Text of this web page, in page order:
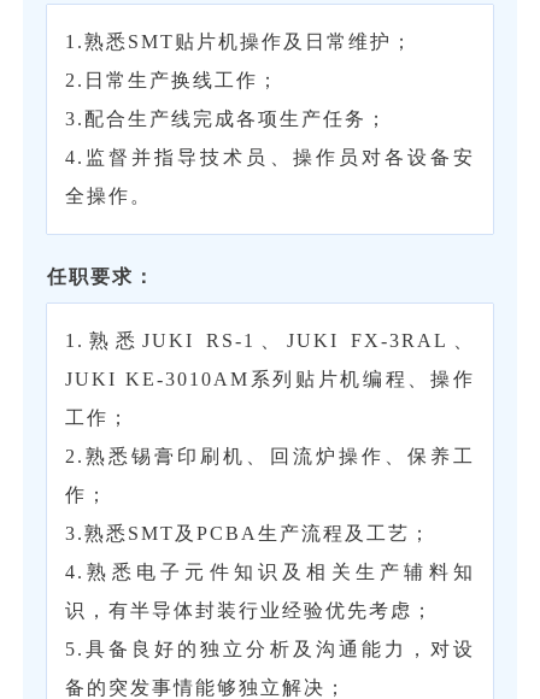
1.熟悉SMT贴片机操作及日常维护；
2.日常生产换线工作；
3.配合生产线完成各项生产任务；
4.监督并指导技术员、操作员对各设备安
全操作。
任职要求：
1.熟悉JUKI RS-1、JUKI FX-3RAL、
JUKI KE-3010AM系列贴片机编程、操作
工作；
2.熟悉锡膏印刷机、回流炉操作、保养工
作；
3.熟悉SMT及PCBA生产流程及工艺；
4.熟悉电子元件知识及相关生产辅料知
识，有半导体封装行业经验优先考虑；
5.具备良好的独立分析及沟通能力，对设
备的突发事情能够独立解决；